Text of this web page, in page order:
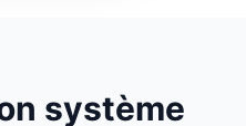
système